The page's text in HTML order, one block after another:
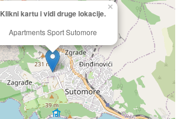
Klikni kartu i vidi druge lokacije.
Apartments Sport Sutomore
×